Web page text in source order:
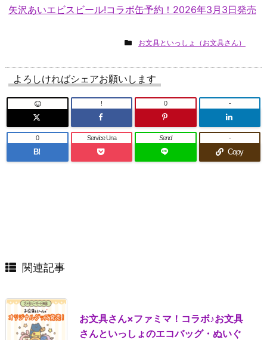
矢沢あいエビスビール!コラボ缶予約！2026年3月3日発売
お文具といっしょ（お文具さん）
よろしければシェアお願いします
! 0 -
B!
0 Service Una Send
Copy
-
関連記事
お文具さん×ファミマ！コラボ♪お文具
さんといっしょのエコバッグ・ぬいぐ